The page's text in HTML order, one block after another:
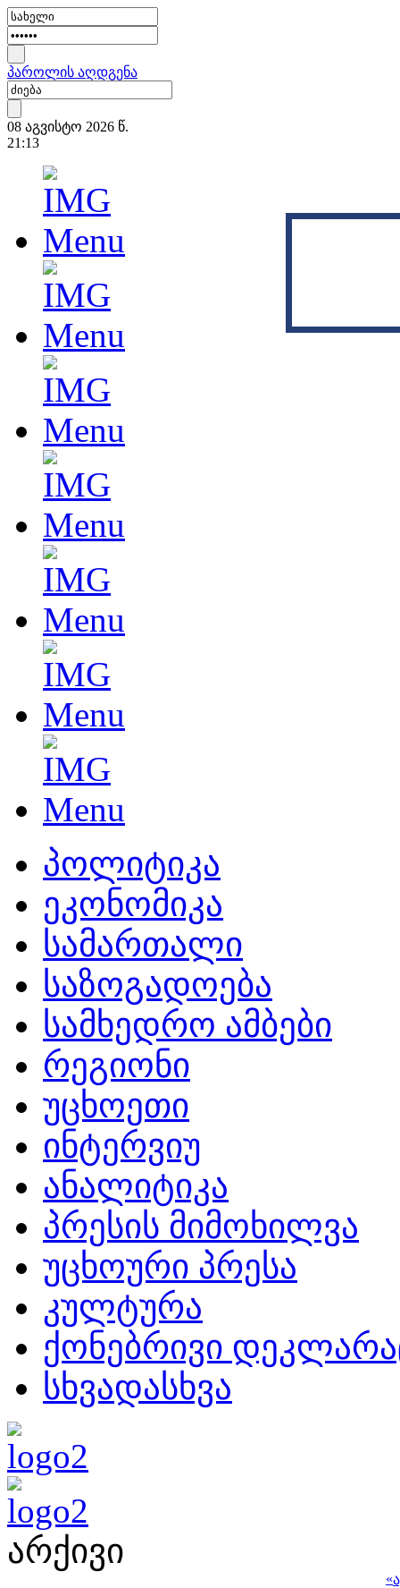
პაროლის აღდგენა
08 აგვისტო 2026 წ.
21:13
პოლიტიკა
ეკონომიკა
სამართალი
საზოგადოება
სამხედრო ამბები
რეგიონი
უცხოეთი
ინტერვიუ
ანალიტიკა
პრესის მიმოხილვა
უცხოური პრესა
კულტურა
ქონებრივი
სხვადასხვა
არქივი
«